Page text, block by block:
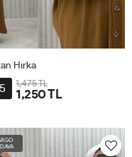
60
Hırka
1,475 TL
1,250 TL